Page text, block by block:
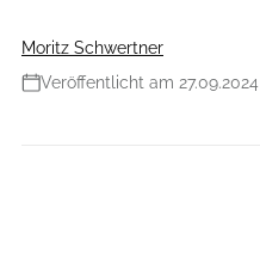
Moritz Schwertner
Veröffentlicht am 27.09.2024